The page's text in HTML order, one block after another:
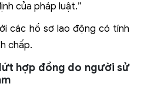
của pháp luật.”
các hồ sơ lao động có tính
chấp.
hợp đồng do người sử